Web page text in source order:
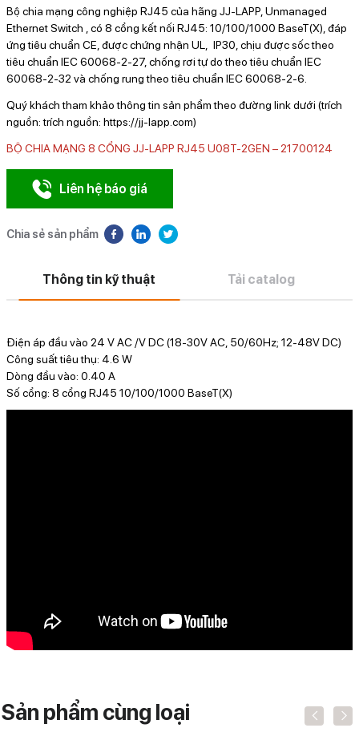
Bộ chia mạng công nghiệp RJ45 của hãng JJ-LAPP, Unmanaged
Ethernet Switch , có 8 cổng kết nối RJ45: 10/100/1000 BaseT(X), đáp
ứng tiêu chuẩn CE, được chứng nhận UL, IP30, chịu được sốc theo
tiêu chuẩn IEC 60068-2-27, chống rơi tự do theo tiêu chuẩn IEC
60068-2-32 và chống rung theo tiêu chuẩn IEC 60068-2-6.
Quý khách tham khảo thông tin sản phẩm theo đường link dưới (trích
nguồn: trích nguồn: https://jj-lapp.com)
BỘ CHIA MẠNG 8 CỔNG JJ-LAPP RJ45 U08T-2GEN – 21700124
Liên hệ báo giá
Chia sẻ sản phẩm
Thông tin kỹ thuật Tải catalog
Điện áp đầu vào 24 V AC /V DC (18-30V AC, 50/60Hz; 12-48V DC)
Công suất tiêu thụ: 4.6 W
Dòng đầu vào: 0.40 A
Số cổng: 8 cổng RJ45 10/100/1000 BaseT(X)
Sản phẩm cùng loại